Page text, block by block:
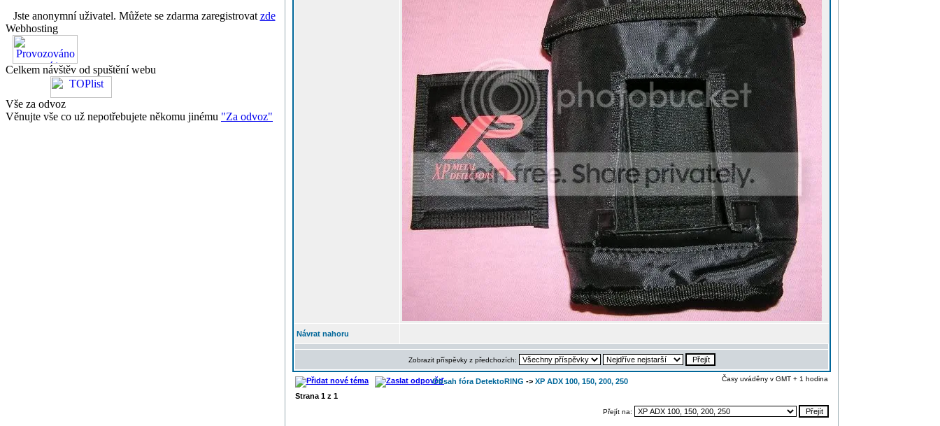
Jste anonymní uživatel. Můžete se zdarma zaregistrovat zde
Webhosting
Celkem návštěv od spuštění webu
Vše za odvoz
Věnujte vše co už nepotřebujete někomu jinému "Za odvoz"
Návrat nahoru
Zobrazit příspěvky z předchozích:
Obsah fóra DetektoRING -> XP ADX 100, 150, 200, 250 Časy uváděny v GMT + 1 hodina
Strana 1 z 1
Přejít na: